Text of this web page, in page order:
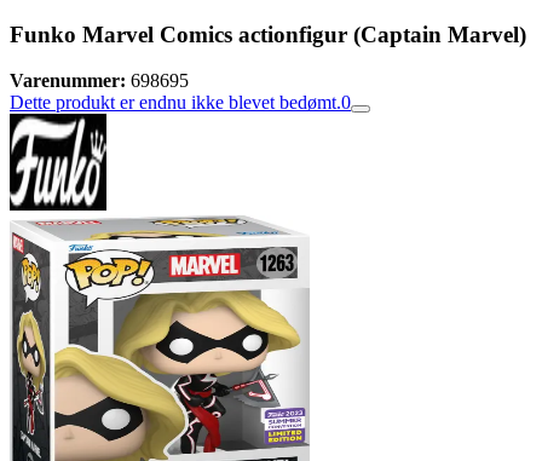
Funko Marvel Comics actionfigur (Captain Marvel)
Varenummer: 698695
Dette produkt er endnu ikke blevet bedømt.0